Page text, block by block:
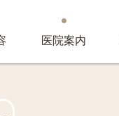
医院案内